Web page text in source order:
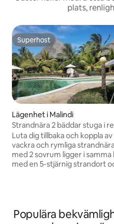
plats,
Superhost
Superhost
Lägenhet i Malindi
Strandnära 2 bäddar stuga i
Pool & Spa
Luta dig tillbaka och koppla
vackra och rymliga
med 2 sovrum ligger i
med en 5-stjärnig strandort
stranden. På en lat dag kan
tupplur vid poolen,beställa
Populära